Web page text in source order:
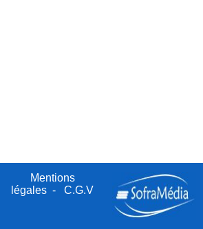
Mentions
légales -C.G.V